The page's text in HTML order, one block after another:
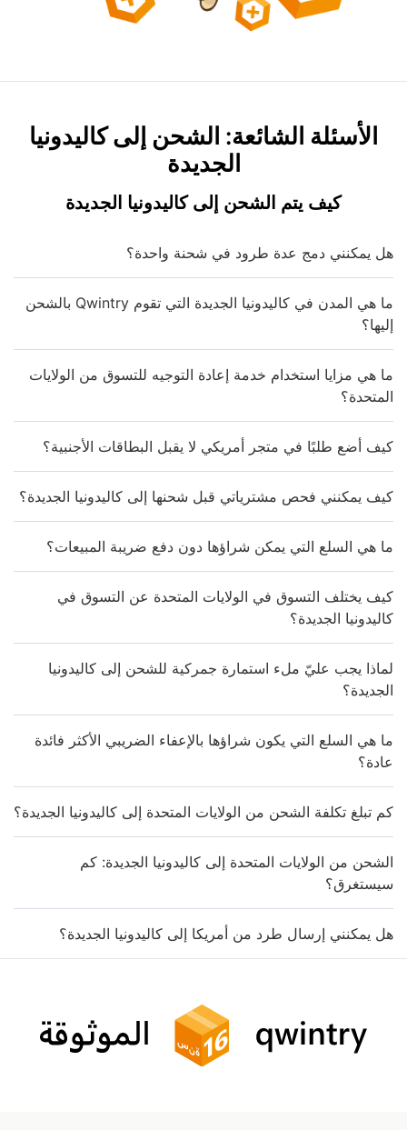
الأسئلة الشائعة: الشحن إلى كاليدونيا
الجديدة
كيف يتم الشحن إلى كاليدونيا الجديدة
هل يمكنني دمج عدة طرود في شحنة واحدة؟
ما هي المدن في كاليدونيا الجديدة التي تقوم Qwintry بالشحن
إليها؟
ما هي مزايا استخدام خدمة إعادة التوجيه للتسوق من الولايات
المتحدة؟
كيف أضع طلبًا في متجر أمريكي لا يقبل البطاقات الأجنبية؟
كيف يمكنني فحص مشترياتي قبل شحنها إلى كاليدونيا الجديدة؟
ما هي السلع التي يمكن شراؤها دون دفع ضريبة المبيعات؟
كيف يختلف التسوق في الولايات المتحدة عن التسوق في
كاليدونيا الجديدة؟
لماذا يجب عليّ ملء استمارة جمركية للشحن إلى كاليدونيا
الجديدة؟
ما هي السلع التي يكون شراؤها بالإعفاء الضريبي الأكثر فائدة
عادة؟
كم تبلغ تكلفة الشحن من الولايات المتحدة إلى كاليدونيا الجديدة؟
الشحن من الولايات المتحدة إلى كاليدونيا الجديدة: كم
سيستغرق؟
هل يمكنني إرسال طرد من أمريكا إلى كاليدونيا الجديدة؟